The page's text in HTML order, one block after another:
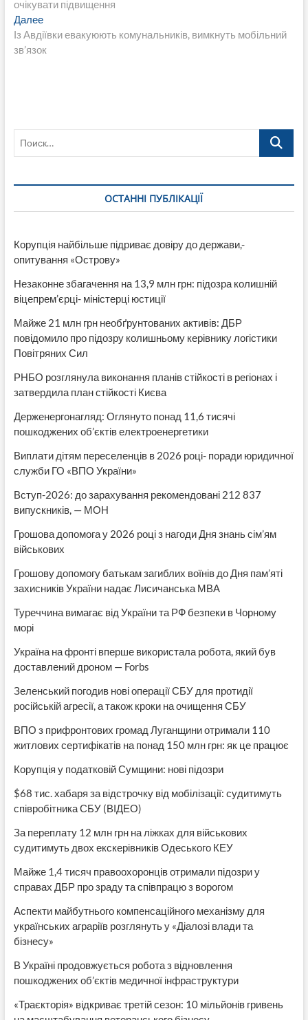
записям
очікувати підвищення
ДалееСледующая
запись:
Із Авдіївки евакуюють комунальників, вимкнуть мобільний
зв’язок
Поиск…
ОСТАННІ ПУБЛІКАЦІЇ
Корупція найбільше підриває довіру до держави,-
опитування «Острову»
Незаконне збагачення на 13,9 млн грн: підозра колишній
віцепрем’єрці- міністерці юстиції
Майже 21 млн грн необґрунтованих активів: ДБР
повідомило про підозру колишньому керівнику логістики
Повітряних Сил
РНБО розглянула виконання планів стійкості в регіонах і
затвердила план стійкості Києва
Держенергонагляд: Оглянуто понад 11,6 тисячі
пошкоджених об’єктів електроенергетики
Виплати дітям переселенців в 2026 році- поради юридичної
служби ГО «ВПО України»
Вступ-2026: до зарахування рекомендовані 212 837
випускників, — МОН
Грошова допомога у 2026 році з нагоди Дня знань сім’ям
військових
Грошову допомогу батькам загиблих воїнів до Дня пам’яті
захисників України надає Лисичанська МВА
Туреччина вимагає від України та РФ безпеки в Чорному
морі
Україна на фронті вперше використала робота, який був
доставлений дроном — Forbs
Зеленський погодив нові операції СБУ для протидії
російській агресії, а також кроки на очищення СБУ
ВПО з прифронтових громад Луганщини отримали 110
житлових сертифікатів на понад 150 млн грн: як це працює
Корупція у податковій Сумщини: нові підозри
$68 тис. хабаря за відстрочку від мобілізації: судитимуть
співробітника СБУ (ВІДЕО)
За переплату 12 млн грн на ліжках для військових
судитимуть двох екскерівників Одеського КЕУ
Майже 1,4 тисяч правоохоронців отримали підозри у
справах ДБР про зраду та співпрацю з ворогом
Аспекти майбутнього компенсаційного механізму для
українських аграріїв розглянуть у «Діалозі влади та
бізнесу»
В Україні продовжується робота з відновлення
пошкоджених об’єктів медичної інфраструктури
«Траєкторія» відкриває третій сезон: 10 мільйонів гривень